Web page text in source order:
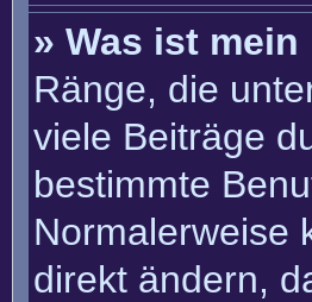
» Was ist
Ränge, die
viele Beiträge
bestimmte
Normalerweise
direkt ändern,